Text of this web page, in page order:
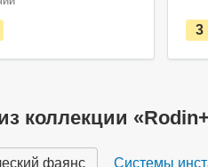
е
3
коллекции
фаянс Системы